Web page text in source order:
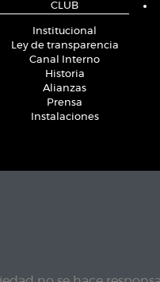
CLUB
Institucional
Ley de transparencia
Canal Interno
Historia
Alianzas
Prensa
Instalaciones